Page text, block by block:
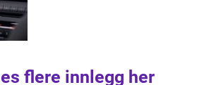
flere innlegg her